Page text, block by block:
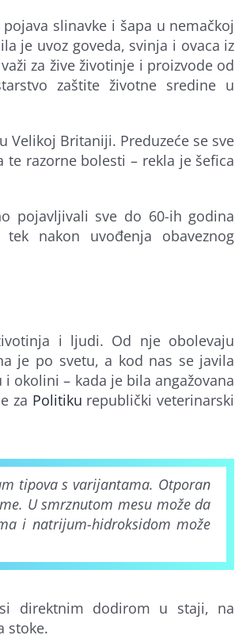
slinavke i šapa u nemačkoj
je uvoz goveda, svinja i ovaca iz
za žive životinje i proizvode od
zaštite životne sredine u
Velikoj Britaniji. Preduzeće se sve
razorne bolesti – rekla je šefica
pojavljivali sve do 60-ih godina
nakon uvođenja obaveznog
i ljudi. Od nje obolevaju
je po svetu, a kod nas se javila
okolini – kada je bila angažovana
za Politiku republički veterinarski
tipova s varijantama. Otporan
U smrznutom mesu može da
i natrijum-hidroksidom može
direktnim dodirom u staji, na
stoke.